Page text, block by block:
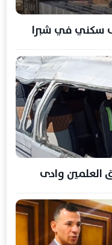
سكني في شبرا
العلمين وادى